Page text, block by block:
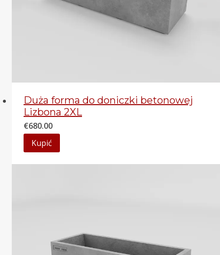
Duża forma do doniczki betonowej
Lizbona 2XL
€680.00
Kupić